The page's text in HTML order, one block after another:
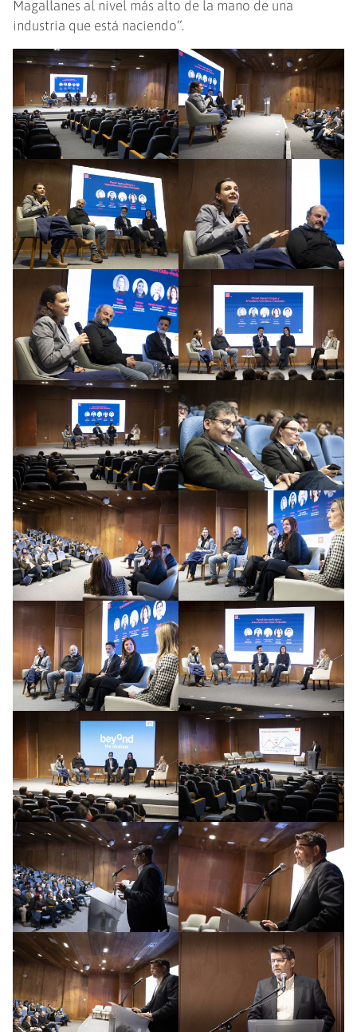
Magallanes al nivel más alto de la mano de una
industria que está naciendo”.